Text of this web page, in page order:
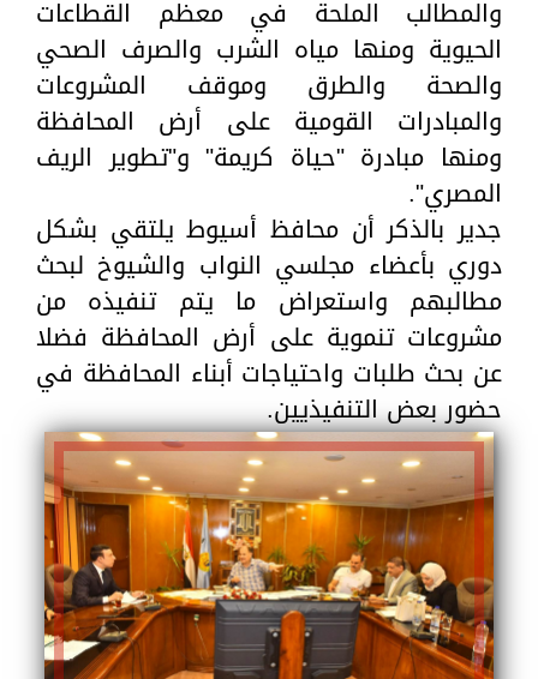
والمطالب الملحة في معظم القطاعات
الحيوية ومنها مياه الشرب والصرف الصحي
والصحة والطرق وموقف المشروعات
والمبادرات القومية على أرض المحافظة
ومنها مبادرة "حياة كريمة" و"تطوير الريف
المصري".
جدير بالذكر أن محافظ أسيوط يلتقي بشكل
دوري بأعضاء مجلسي النواب والشيوخ لبحث
مطالبهم واستعراض ما يتم تنفيذه من
مشروعات تنموية على أرض المحافظة فضلا
عن بحث طلبات واحتياجات أبناء المحافظة في
حضور بعض التنفيذيين.